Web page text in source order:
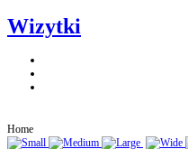
Wizytki
Home